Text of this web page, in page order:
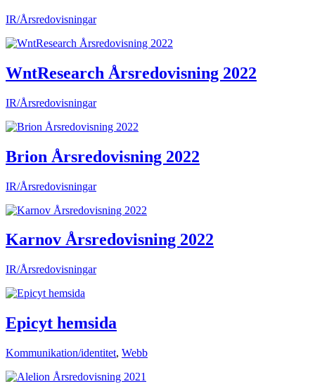
IR/Årsredovisningar
WntResearch Årsredovisning 2022
IR/Årsredovisningar
Brion Årsredovisning 2022
IR/Årsredovisningar
Karnov Årsredovisning 2022
IR/Årsredovisningar
Epicyt hemsida
Kommunikation/identitet, Webb